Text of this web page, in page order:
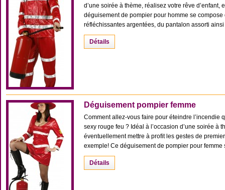
d’une soirée à thème, réalisez votre rêve d’enfant,
déguisement de pompier pour homme se
réfléchissantes argentées, du pantalon assorti ainsi
Détails
Déguisement pompier femme
Comment allez-vous faire pour éteindre l’incendie
sexy rouge feu ? Idéal à l’occasion d’une soirée à
éventuellement mettre à profit les gestes de
exemple! Ce déguisement de pompier pour femme
Détails